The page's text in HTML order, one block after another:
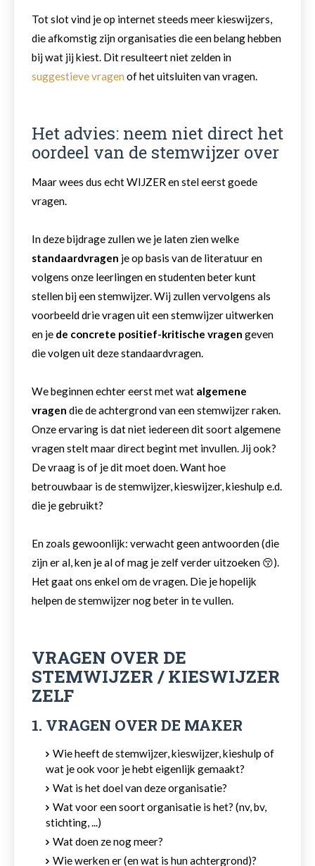
Tot slot vind je op internet steeds meer kieswijzers,
die afkomstig zijn organisaties die een belang hebben
bij wat jij kiest. Dit resulteert niet zelden in
suggestieve vragen of het uitsluiten van vragen.
Het advies: neem niet direct het
oordeel van de stemwijzer over
Maar wees dus echt WIJZER en stel eerst goede
vragen.
In deze bijdrage zullen we je laten zien welke
standaardvragen je op basis van de literatuur en
volgens onze leerlingen en studenten beter kunt
stellen bij een stemwijzer. Wij zullen vervolgens als
voorbeeld drie vragen uit een stemwijzer uitwerken
en je de concrete positief-kritische vragen geven
die volgen uit deze standaardvragen.
We beginnen echter eerst met wat algemene
vragen die de achtergrond van een stemwijzer raken.
Onze ervaring is dat niet iedereen dit soort algemene
vragen stelt maar direct begint met invullen. Jij ook?
De vraag is of je dit moet doen. Want hoe
betrouwbaar is de stemwijzer, kieswijzer, kieshulp e.d.
die je gebruikt?
En zoals gewoonlijk: verwacht geen antwoorden (die
zijn er al, ken je al of mag je zelf verder uitzoeken 😚).
Het gaat ons enkel om de vragen. Die je hopelijk
helpen de stemwijzer nog beter in te vullen.
VRAGEN OVER DE
STEMWIJZER / KIESWIJZER
ZELF
1. VRAGEN OVER DE MAKER
Wie heeft de stemwijzer, kieswijzer, kieshulp of
wat je ook voor je hebt eigenlijk gemaakt?
Wat is het doel van deze organisatie?
Wat voor een soort organisatie is het? (nv, bv,
stichting, ...)
Wat doen ze nog meer?
Wie werken er (en wat is hun achtergrond)?